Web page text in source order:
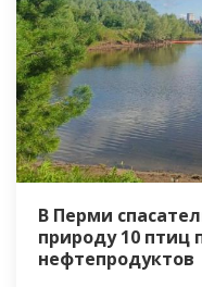
В Перми
природу 10 птиц
нефтепродуктов